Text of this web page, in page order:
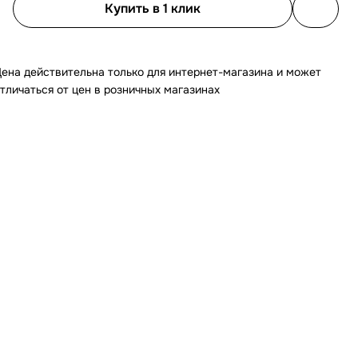
Купить в 1 клик
действительна только для интернет-магазина и может
от цен в розничных магазинах